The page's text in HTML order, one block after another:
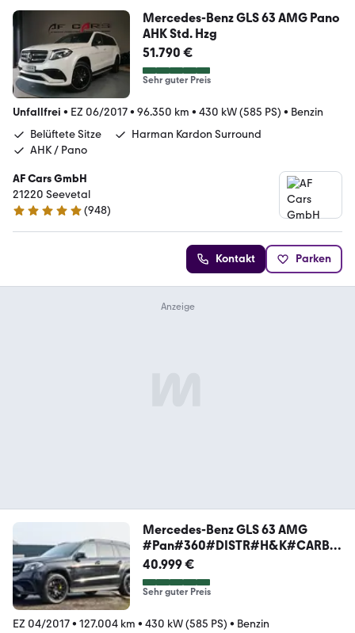
Mercedes-Benz GLS 63 AMG Pano
AHK Std. Hzg
51.790 €
Sehr guter Preis
Unfallfrei • EZ 06/2017• 96.350 km • 430 kW (585 PS) • Benzin
Belüftete Sitze
Harman Kardon Surround
AHK / Pano
AF Cars GmbH
21220 Seevetal
4.9 Sterne
(948)
Kontakt Parken
Mercedes-Benz GLS 63 AMG
#Pan#360#DISTR#H&K#CARBO
N#Distr#4SHZ
40.999 €
Sehr guter Preis
EZ 04/2017• 127.004 km • 430 kW (585 PS) • Benzin